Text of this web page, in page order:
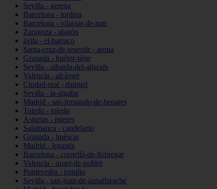
Sevilla - gerena
Barcelona - tordera
Barcelona - vilassar-de-mar
Zaragoza - alagón
ávila - el-barraco
Santa-cruz-de-tenerife - arona
Granada - huétor-tájar
Sevilla - albaida-del-aljarafe
Valencia - alcàsser
Ciudad-real - daimiel
Sevilla - la-algaba
Madrid - san-fernando-de-henares
Toledo - toledo
Asturias - mieres
Salamanca - candelario
Granada - huéscar
Madrid - leganés
Barcelona - cornellà-de-llobregat
Valencia - quart-de-poblet
Pontevedra - tomiño
Sevilla - san-juan-de-aznalfarache